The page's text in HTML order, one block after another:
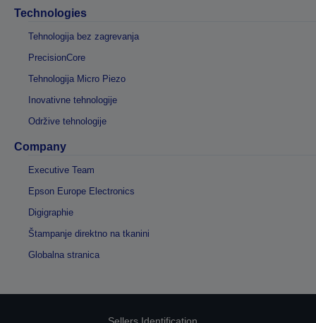
Technologies
Tehnologija bez zagrevanja
PrecisionCore
Tehnologija Micro Piezo
Inovativne tehnologije
Održive tehnologije
Company
Executive Team
Epson Europe Electronics
Digigraphie
Štampanje direktno na tkanini
Globalna stranica
Sellers Identification